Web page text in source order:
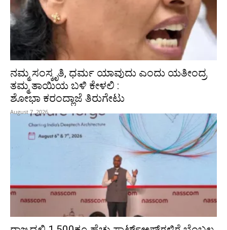
ನಮ್ಮ ಸಂಸ್ಕೃತಿ, ಧರ್ಮ ಯಾವುದು ಎಂದು ಯತೀಂದ್ರ
ತಮ್ಮ ತಾಯಿಯ ಬಳಿ ಕೇಳಲಿ :
ಶೋಭಾ ಕರಂದ್ಲಾಜೆ ತಿರುಗೇಟು
August 7, 2026